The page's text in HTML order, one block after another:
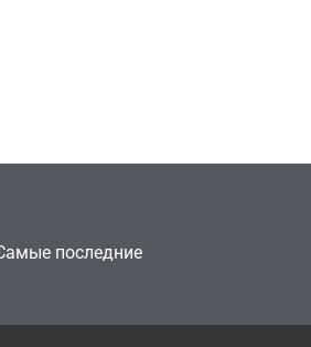
последние